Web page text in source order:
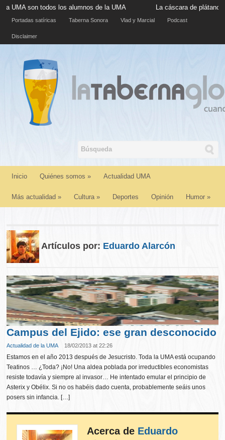
todos los alumnos de la UMA La cáscara de plátano situada
Portadas satíricas Taberna Sonora Vlad y Marcial Podcast
Disclaimer
Inicio Quiénes somos » Actualidad UMA
Más actualidad » Cultura» Deportes Opinión Humor »
Artículos por: Eduardo Alarcón
Campus del Ejido: ese gran desconocido
Actualidad de la UMA 18/02/2013 at 22:26
Estamos en el año 2013 después de Jesucristo. Toda la UMA está ocupando
Teatinos … ¿Toda? ¡No! Una aldea poblada por irreductibles economistas
resiste todavía y siempre al invasor… He intentado emular el principio de
Asterix y Obélix. Si no os habéis dado cuenta, probablemente seáis unos
posers sin infancia. […]
Acerca de Eduardo